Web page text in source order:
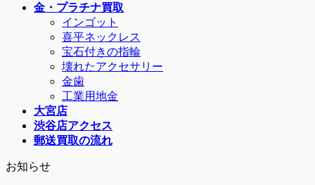
金・プラチナ買取
インゴット
喜平ネックレス
宝石付きの指輪
壊れたアクセサリー
金歯
工業用地金
大宮店
渋谷店アクセス
郵送買取の流れ
お知らせ